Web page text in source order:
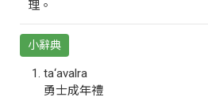
理。
小辭典
ta‘avalra
勇士成年禮